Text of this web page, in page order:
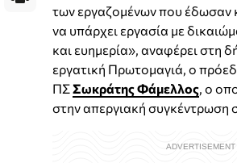
των εργαζομένων που έδωσαν
να υπάρχει εργασία με
και ευημερία», αναφέρει στη
εργατική Πρωτομαγιά, ο
ΠΣΣωκράτης Φάμελλος , ο
στην απεργιακή συγκέντρωση